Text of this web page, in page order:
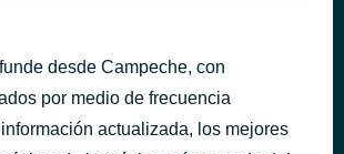
desde Campeche, con
por medio de frecuencia
actualizada, los mejores